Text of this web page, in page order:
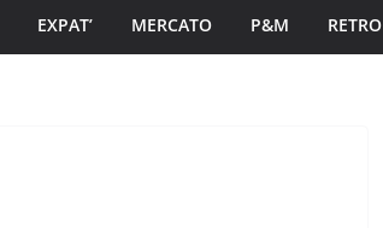
EXPAT’ MERCATO P&M RETRO